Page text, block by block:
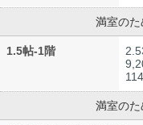
満室の
1.5帖-1階
満室の